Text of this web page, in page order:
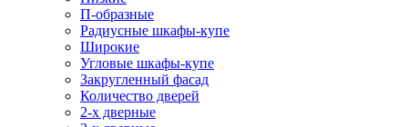
П-образные
Радиусные шкафы-купе
Широкие
Угловые шкафы-купе
Закругленный фасад
Количество дверей
2-х дверные